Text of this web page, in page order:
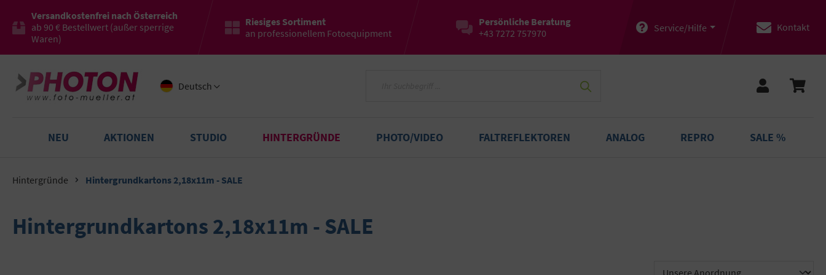
Versandkostenfrei nach Österreich
ab 90 € Bestellwert (außer sperrige
Waren)
Riesiges Sortiment
an professionellem Fotoequipment
Persönliche Beratung
+43 7272 757970
Service/Hilfe Kontakt
Deutsch
NEU AKTIONEN STUDIO HINTERGRÜNDE PHOTO/VIDEO FALTREFLEKTOREN ANALOG REPRO SALE %
Hintergründe Hintergrundkartons 2,18x11m - SALE
Hintergrundkartons 2,18x11m - SALE